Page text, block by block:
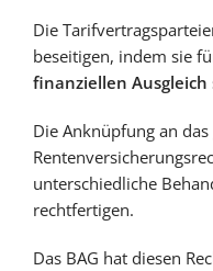
Die
beseitigen, indem sie
finanziellen Ausgleich
Die Anknüpfung an das
unterschiedliche
rechtfertigen.
Das BAG hat diesen